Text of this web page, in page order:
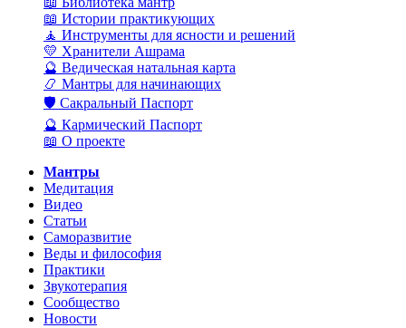
📖 Истории практикующих
🧘 Инструменты для ясности и решений
💛 Хранители Ашрама
🔮 Ведическая натальная карта
📿 Мантры для начинающих
🛡️ Сакральный Паспорт
🔮 Кармический Паспорт
📖 О проекте
Мантры
Медитация
Видео
Статьи
Саморазвитие
Веды и философия
Практики
Звукотерапия
Сообщество
Новости